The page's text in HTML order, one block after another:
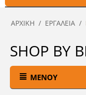
ΑΡΧΙΚΉ / ΕΡΓΑΛΕΙΑ /
SHOP BY
ΜΕΝΟΎ